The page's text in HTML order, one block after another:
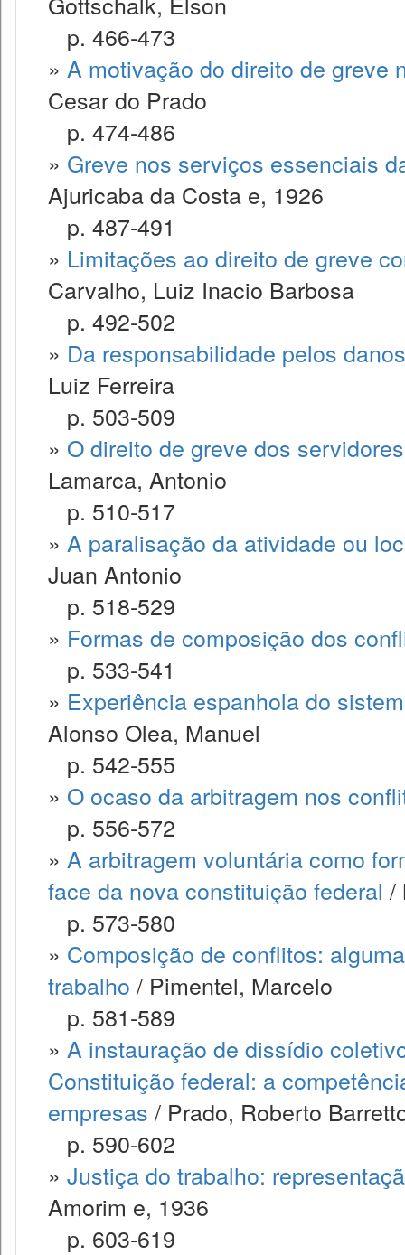
p. 466-473
» A motivação do direito de greve
Cesar do Prado
p. 474-486
» Greve nos serviços essenciais
Ajuricaba da Costa e, 1926
p. 487-491
» Limitações ao direito de greve
Carvalho, Luiz Inacio Barbosa
p. 492-502
» Da responsabilidade pelos
Luiz Ferreira
p. 503-509
» O direito de greve dos
Lamarca, Antonio
p. 510-517
» A paralisação da atividade ou
Juan Antonio
p. 518-529
» Formas de composição dos
p. 533-541
» Experiência espanhola do
Alonso Olea, Manuel
p. 542-555
» O ocaso da arbitragem nos
p. 556-572
» A arbitragem voluntária como
face da nova constituição federal /
p. 573-580
» Composição de conflitos:
trabalho / Pimentel, Marcelo
p. 581-589
» A instauração de dissídio
Constituição federal: a
empresas / Prado, Roberto
p. 590-602
» Justiça do trabalho:
Amorim e, 1936
p. 603-619